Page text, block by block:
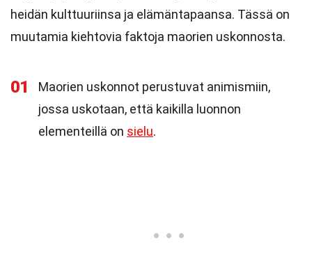
heidän kulttuuriinsa ja elämäntapaansa. Tässä on
muutamia kiehtovia faktoja maorien uskonnosta.
01
Maorien uskonnot perustuvat animismiin,
jossa uskotaan, että kaikilla luonnon
elementeillä on sielu.